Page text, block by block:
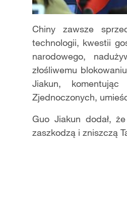
Chiny zawsze
technologii, kwestii
narodowego,
złośliwemu
Jiakun,
Zjednoczonych,
Guo Jiakun dodał,
zaszkodzą i zniszczą